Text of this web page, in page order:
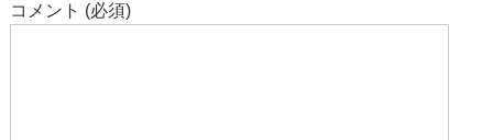
コメント (必須)